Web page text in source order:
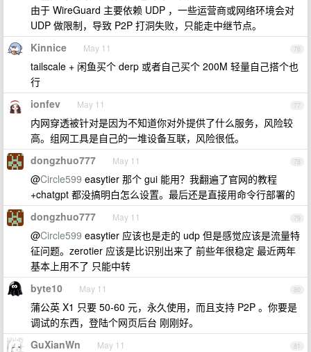
由于 WireGuard 主要依赖 UDP ，一些运营商或网络环境会对
UDP 做限制，导致 P2P 打洞失败，只能走中继节点。
76
Kinnice May 11
tailscale + 闲鱼买个 derp 或者自己买个 200M 轻量自己搭个也
行
77
ionfev May 11
内网穿透被针对是因为不知道你对外提供了什么服务，风险较
高。组网工具是自己的一堆设备互联，风险很低。
78
dongzhuo777 May 11
@Circle599 easytier 那个 gui 能用？我翻遍了官网的教程
+chatgpt 都没搞明白怎么设置。最后还是直接用命令行部署的
79
dongzhuo777 May 11
@Circle599 easytier 应该也是走的 udp 但是感觉应该是流量特
征问题。zerotier 应该是比识别出来了 前些年很稳定 最近两年
基本上用不了 只能中转
80
byte10 May 11
蒲公英 X1 只要 50-60 元，永久使用，而且支持 P2P 。你要是
调试的东西，登陆个网页后台 刚刚好。
81
GuXianWn May 11